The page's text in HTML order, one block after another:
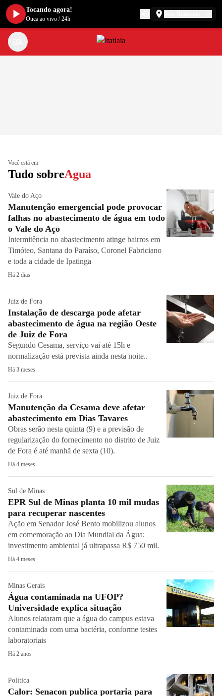
Você está em
Tudo sobreAgua
Vale do Aço
Manutenção emergencial pode provocar
falhas no abastecimento de água em todo
o Vale do Aço
Intermitência no abastecimento atinge bairros em
Timóteo, Santana do Paraíso, Coronel Fabriciano
e toda a cidade de Ipatinga
Há 2 dias
Juiz de Fora
Instalação de descarga pode afetar
abastecimento de água na região Oeste
de Juiz de Fora
Segundo Cesama, serviço vai até 15h e
normalização está prevista ainda nesta noite..
Há 3 meses
Juiz de Fora
Manutenção da Cesama deve afetar
abastecimento em Dias Tavares
Obras serão nesta quinta (9) e a previsão de
regularização do fornecimento no distrito de Juiz
de Fora é até manhã de sexta (10).
Há 4 meses
Sul de Minas
EPR Sul de Minas planta 10 mil mudas
para recuperar nascentes
Ação em Senador José Bento mobilizou alunos
em comemoração ao Dia Mundial da Água;
investimento ambiental já ultrapassa R$ 750 mil.
Há 4 meses
Minas Gerais
Água contaminada na UFOP?
Universidade explica situação
Alunos relataram que a água do campus estava
contaminada com uma bactéria, conforme testes
laboratoriais
Há 2 anos
Política
Calor: Senacon publica portaria para
Tocando agora!
Ouça ao vivo /24h